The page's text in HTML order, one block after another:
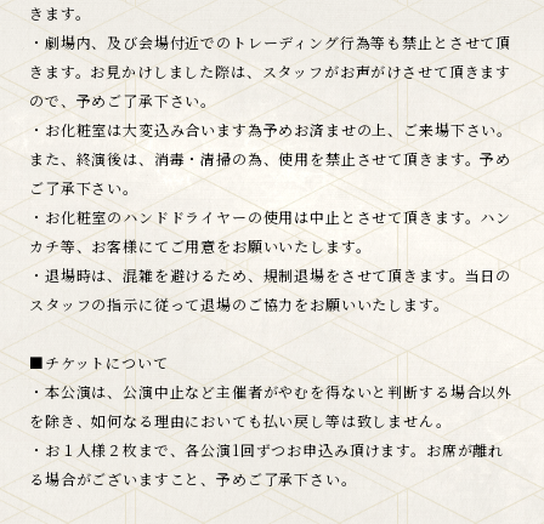
きます。
・劇場内、及び会場付近でのトレーディング行為等も禁止とさせて頂
きます。お見かけしました際は、スタッフがお声がけさせて頂きます
ので、予めご了承下さい。
・お化粧室は大変込み合います為予めお済ませの上、ご来場下さい。
また、終演後は、消毒・清掃の為、使用を禁止させて頂きます。予め
ご了承下さい。
・お化粧室のハンドドライヤーの使用は中止とさせて頂きます。ハン
カチ等、お客様にてご用意をお願いいたします。
・退場時は、混雑を避けるため、規制退場をさせて頂きます。当日の
スタッフの指示に従って退場のご協力をお願いいたします。
■チケットについて
・本公演は、公演中止など主催者がやむを得ないと判断する場合以外
を除き、如何なる理由においても払い戻し等は致しません。
・お１人様２枚まで、各公演1回ずつお申込み頂けます。お席が離れ
る場合がございますこと、予めご了承下さい。